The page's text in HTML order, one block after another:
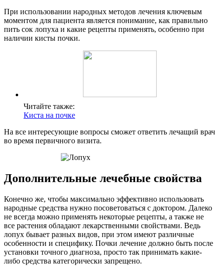
При использовании народных методов лечения ключевым
моментом для пациента является понимание, как правильно
пить сок лопуха и какие рецепты применять, особенно при
наличии кисты почки.
Читайте также:
Киста на почке
На все интересующие вопросы сможет ответить лечащий врач
во время первичного визита.
Дополнительные лечебные свойства
Конечно же, чтобы максимально эффективно использовать
народные средства нужно посоветоваться с доктором. Далеко
не всегда можно применять некоторые рецепты, а также не
все растения обладают лекарственными свойствами. Ведь
лопух бывает разных видов, при этом имеют различные
особенности и специфику. Почки лечение должно быть после
установки точного диагноза, просто так принимать какие-
либо средства категорически запрещено.